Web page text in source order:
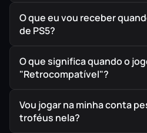
Os Três Irmãos
Você terá um papel importante
Aurai: participe da reconstrução
refugiados de Sirocco e dê às
uma Nova Sirocco.
Novas armas, habilidades e
ajudarão você em uma jornada
desconhecido.
O que eu vou receber
de PS5?
O que significa quando o
"Retrocompatível"?
Vou jogar na minha conta
troféus nela?